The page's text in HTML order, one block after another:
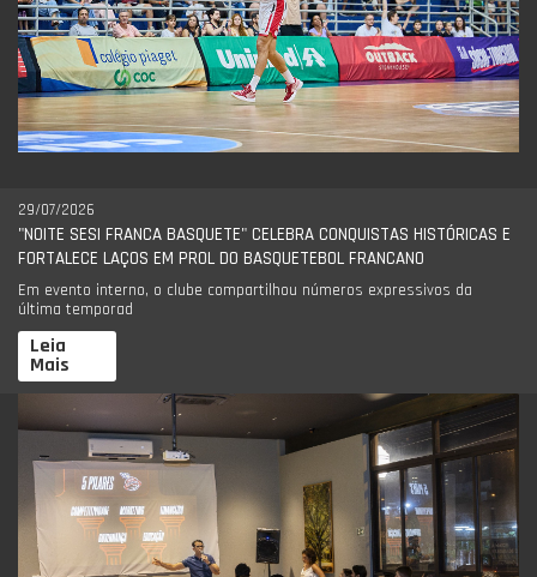
29/07/2026
"NOITE SESI FRANCA BASQUETE" CELEBRA CONQUISTAS HISTÓRICAS E
FORTALECE LAÇOS EM PROL DO BASQUETEBOL FRANCANO
Em evento interno, o clube compartilhou números expressivos da
última temporad
Leia
Mais